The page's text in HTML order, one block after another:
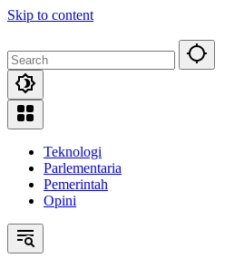
Skip to content
Teknologi
Parlementaria
Pemerintah
Opini